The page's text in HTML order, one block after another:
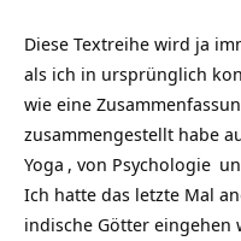
Diese Textreihe wird ja
als ich in ursprünglich
wie eine
zusammengestellt habe
Yoga , von Psychologie
Ich hatte das letzte Mal
indische Götter